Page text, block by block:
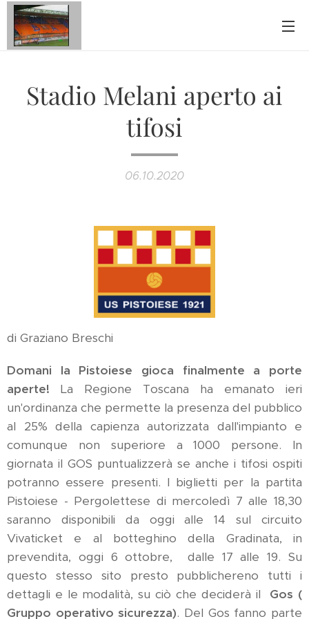
Stadio Melani aperto ai
tifosi
06.10.2020
di Graziano Breschi
Domani la Pistoiese gioca finalmente a porte
aperte! La Regione Toscana ha emanato ieri
un'ordinanza che permette la presenza del pubblico
al 25% della capienza autorizzata dall'impianto e
comunque non superiore a 1000 persone. In
giornata il GOS puntualizzerà se anche i tifosi ospiti
potranno essere presenti. I biglietti per la partita
Pistoiese - Pergolettese di mercoledì 7 alle 18,30
saranno disponibili da oggi alle 14 sul circuito
Vivaticket e al botteghino della Gradinata, in
prevendita, oggi 6 ottobre, dalle 17 alle 19. Su
questo stesso sito presto pubblichereno tutti i
dettagli e le modalità, su ciò che deciderà il
Gos (
Gruppo operativo sicurezza). Del Gos fanno parte